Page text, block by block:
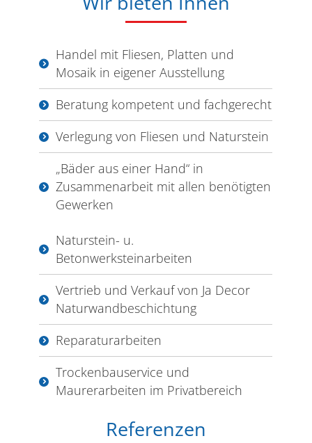
Handel mit Fliesen, Platten und
Mosaik in eigener Ausstellung
Beratung kompetent und fachgerecht
Verlegung von Fliesen und Naturstein
„Bäder aus einer Hand“ in
Zusammenarbeit mit allen benötigten
Gewerken
Naturstein- u.
Betonwerksteinarbeiten
Vertrieb und Verkauf von Ja Decor
Naturwandbeschichtung
Reparaturarbeiten
Trockenbauservice und
Maurerarbeiten im Privatbereich
Referenzen